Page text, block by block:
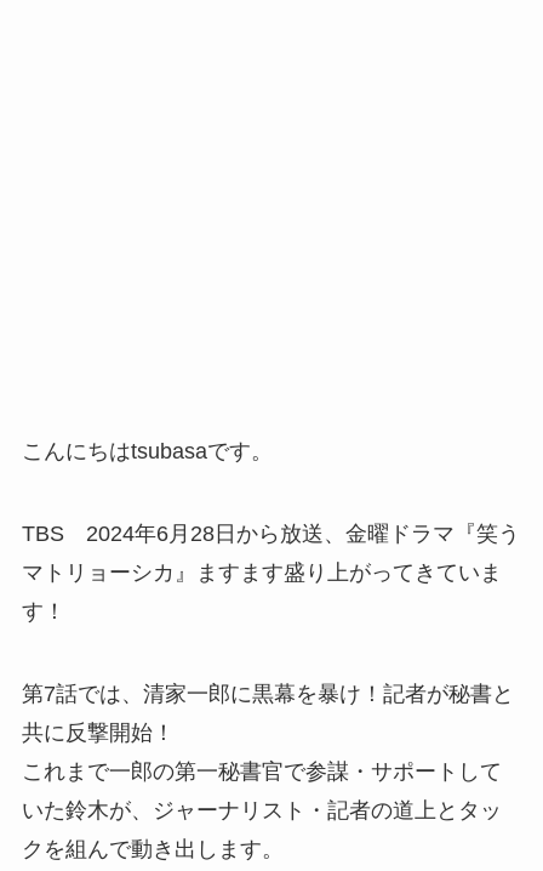
こんにちはtsubasaです。
TBS 2024年6月28日から放送、金曜ドラマ『笑う
マトリョーシカ』ますます盛り上がってきていま
す！
第7話では、清家一郎に黒幕を暴け！記者が秘書と
共に反撃開始！
これまで一郎の第一秘書官で参謀・サポートして
いた鈴木が、ジャーナリスト・記者の道上とタッ
クを組んで動き出します。